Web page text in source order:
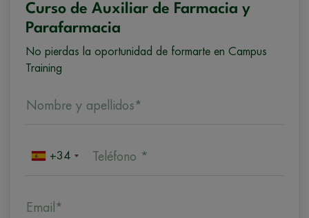
Curso de Auxiliar de Farmacia y
Parafarmacia
No pierdas la oportunidad de formarte en Campus
Training
Nombre y apellidos*
+34 Teléfono *
Email*